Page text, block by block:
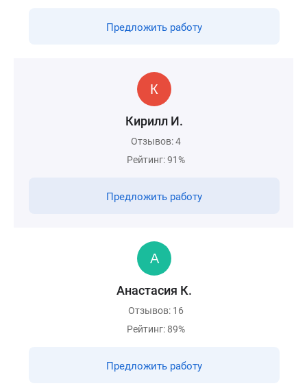
Предложить работу
Кирилл И.
Отзывов: 4
Рейтинг: 91%
Предложить работу
Анастасия К.
Отзывов: 16
Рейтинг: 89%
Предложить работу